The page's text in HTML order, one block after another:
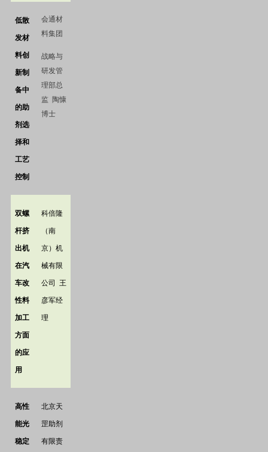
低散
发材
料创
新制
备中
的助
剂选
择和
工艺
控制
会通材
料集团
战略与
研发管
理部总
监 陶慷
博士
双螺
杆挤
出机
在汽
车改
性料
加工
方面
的应
用
科倍隆
（南
京）机
械有限
公司 王
彦军经
理
高性
能光
稳定
北京天
罡助剂
有限责